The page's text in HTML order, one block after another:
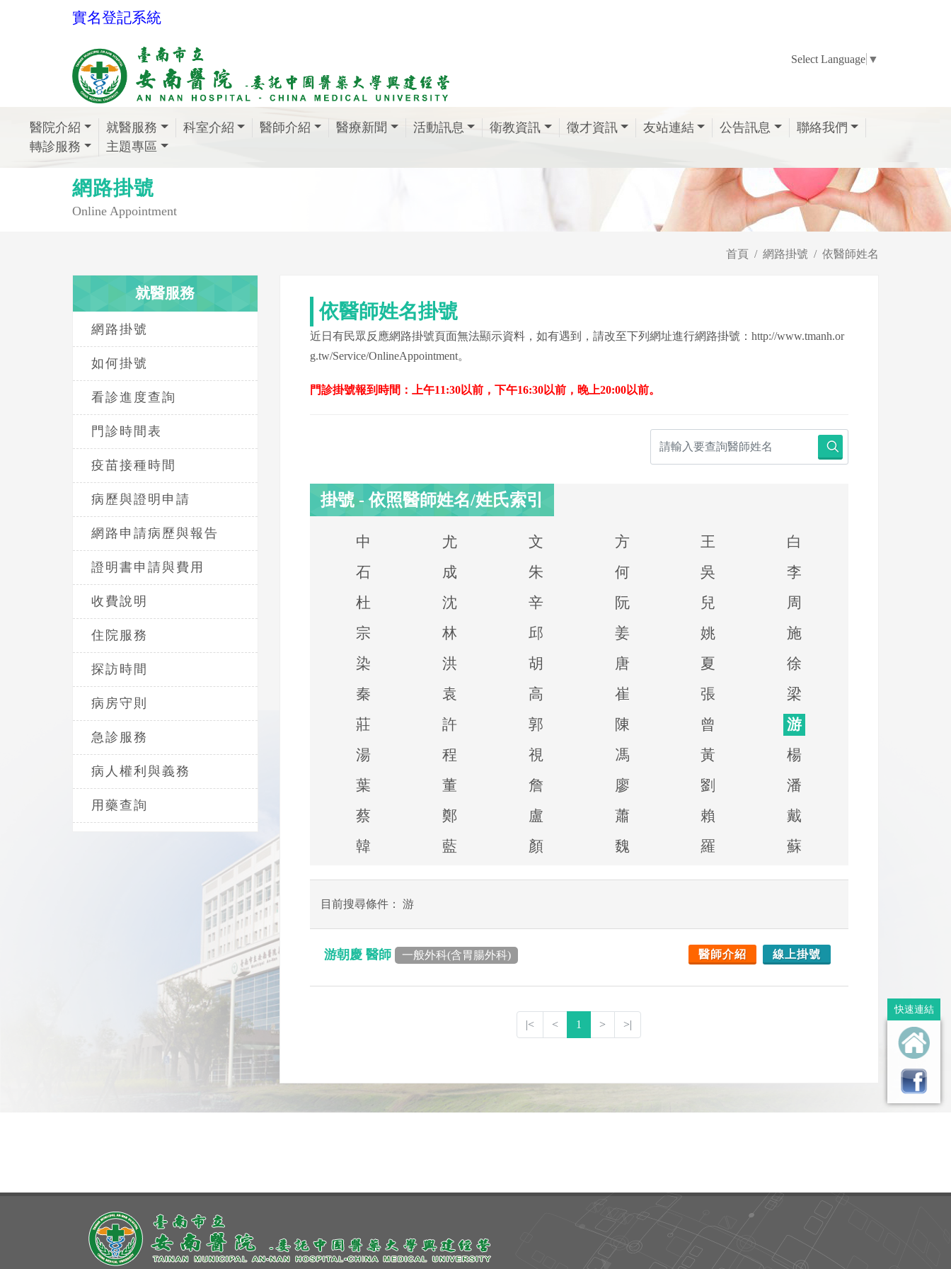
實名登記系統
Select Language ▼
醫院介紹 就醫服務 科室介紹 醫師介紹 醫療新聞 活動訊息 衛教資訊 徵才資訊 友站連結 公告訊息
聯絡我們
轉診服務
主題專區
網路掛號
Online Appointment
首頁 網路掛號 依醫師姓名
就醫服務
網路掛號
如何掛號
看診進度查詢
門診時間表
疫苗接種時間
病歷與證明申請
網路申請病歷與報告
證明書申請與費用
收費說明
住院服務
探訪時間
病房守則
急診服務
病人權利與義務
用藥查詢
依醫師姓名掛號
近日有民眾反應網路掛號頁面無法顯示資料，如有遇到，請改至下列網址進行網路掛號： http://www.tmanh.or
g.tw/Service/OnlineAppointment。
門診掛號報到時間：上午11:30以前，下午16:30以前，晚上20:00以前。
掛號 - 依照醫師姓名/姓氏索引
中 尤 文 方 王
白
石
成 朱 何 吳
李
杜
沈 辛 阮 兒
周
宗
林 邱 姜 姚
施
染
洪 胡 唐 夏
徐
秦
袁 高 崔 張
梁
莊
許 郭 陳 曾
游
湯
程 視 馮 黃
楊
葉
董 詹 廖 劉
潘
蔡
鄭 盧 蕭 賴
戴
韓
藍 顏 魏 羅 蘇
目前搜尋條件： 游
游朝慶 醫師 一般外科(含胃腸外科) 醫師介紹 線上掛號
|< < 1 > >|
快速連結